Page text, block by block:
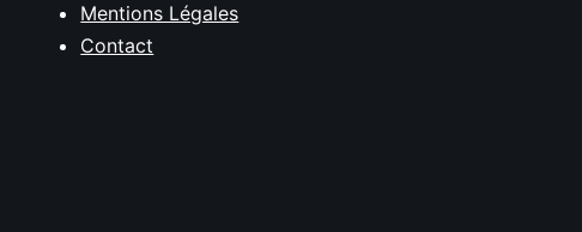
Mentions Légales
Contact